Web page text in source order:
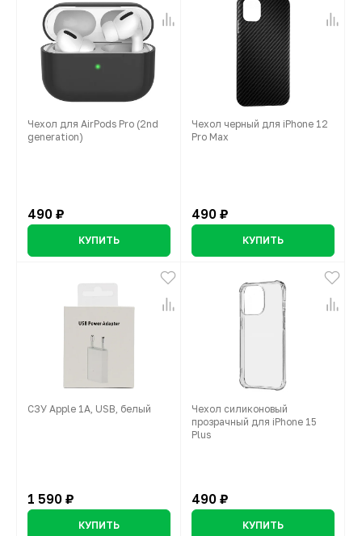
Чехол для AirPods Pro (2nd
generation)
490 ₽
КУПИТЬ
Чехол черный для iPhone 12
Pro Max
490 ₽
КУПИТЬ
СЗУ Apple 1А, USB, белый
1 590 ₽
КУПИТЬ
Чехол силиконовый
прозрачный для iPhone 15
Plus
490 ₽
КУПИТЬ